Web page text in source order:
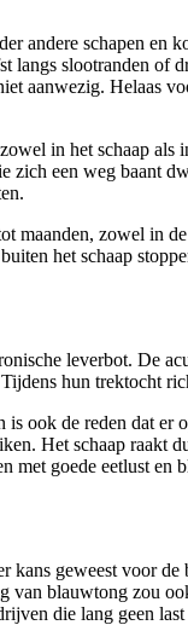
andere schapen
langs slootranden of
aanwezig. Helaas
in het schaap
zich een weg baant
maanden, zowel in
het schaap
leverbot. De
hun trektocht
ook de reden dat
Het schaap raakt
met goede eetlust
kans geweest voor
blauwtong zou
die lang geen